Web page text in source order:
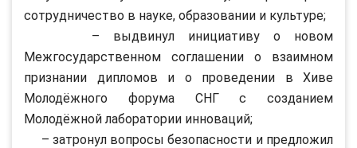
сотрудничество в науке, образовании и культуре;
– выдвинул инициативу о новом
Межгосударственном соглашении о взаимном
признании дипломов и о проведении в Хиве
Молодёжного форума СНГ с созданием
Молодёжной лаборатории инноваций;
– затронул вопросы безопасности и предложил